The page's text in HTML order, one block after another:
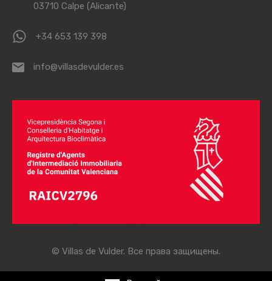
03710 Calpe (Alicante)
+34 653 139 398
info@villasdevulder.es
© Villas de Vulder. Все права защищены.